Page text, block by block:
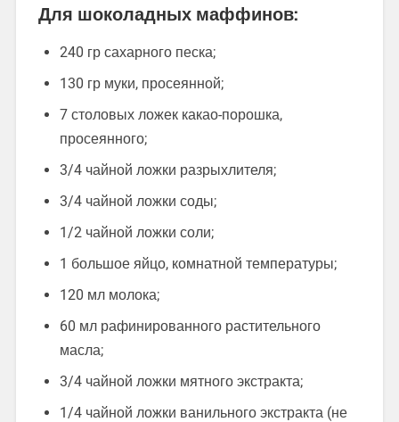
Для шоколадных маффинов:
240 гр сахарного песка;
130 гр муки, просеянной;
7 столовых ложек какао-порошка,
просеянного;
3/4 чайной ложки разрыхлителя;
3/4 чайной ложки соды;
1/2 чайной ложки соли;
1 большое яйцо, комнатной температуры;
120 мл молока;
60 мл рафинированного растительного
масла;
3/4 чайной ложки мятного экстракта;
1/4 чайной ложки ванильного экстракта (не